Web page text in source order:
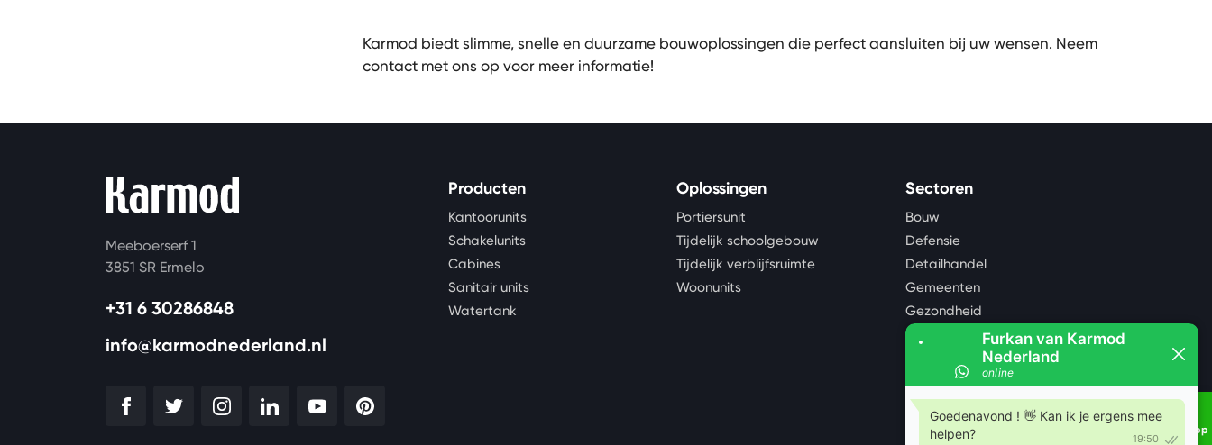
Karmod biedt slimme, snelle en duurzame bouwoplossingen die perfect aansluiten bij uw wensen. Neem
contact met ons op voor meer informatie!
Meeboerserf 1
3851 SR Ermelo
+31 6 30286848
info@karmodnederland.nl
Producten
Kantoorunits
Schakelunits
Cabines
Sanitair units
Watertank
Oplossingen
Portiersunit
Tijdelijk schoolgebouw
Tijdelijk verblijfsruimte
Woonunits
Sectoren
Bouw
Defensie
Detailhandel
Gemeenten
Gezondheid
Industrie
Logistiek en opslag
Mijnbouw, olie en gas
Noodopvang
Whatsapp